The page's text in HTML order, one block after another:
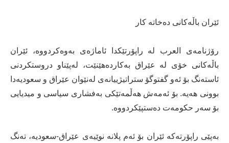
ئێران باڵه‌كانى ده‌خاته‌ كار
رۆژنامه‌ى العرب له‌ راپۆرتێكدا ئاماژه‌ى به‌وه‌كردووه‌، ئێران
باڵه‌كانى خۆى له‌ عێراق به‌كارده‌هێنێت، له‌پێناو دروستكردنى
ئاسته‌نگ بۆ ئه‌و گفتوگۆ ستراتیژییانه‌ى له‌نێوان عێراق و سعودیه‌دا
بوونى هه‌یه‌. بۆ ئه‌مه‌ش هه‌ڵمه‌تێكى به‌فشارى سیاسى و میدیایى
بۆ سه‌ر حكومه‌ت ده‌ستپێكردووه‌.
به‌پێى راپۆرته‌كه‌ ئێران بۆ ئه‌م پلانه‌ نوێیه‌ى عێراق-سعودیه‌، ته‌نگ